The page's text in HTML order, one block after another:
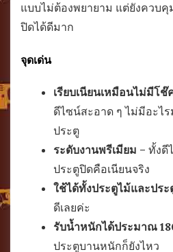
แบบไม่ต้องพยายาม แต่ยังควบ
ปิดได้ดีมาก
จุดเด่น
เรียบเนียนเหมือนไม่มีโช๊
ดีไซน์สะอาด ๆ ไม่มีอะไ
ประตู
ระดับงานพรีเมียม – ทั้งดี
ประตูปิดคือเนียนจริง
ใช้ได้ทั้งประตูไม้และประ
ดีเลยค่ะ
รับน้ำหนักได้ประมาณ
ประตูบานหนักก็ยังไหว